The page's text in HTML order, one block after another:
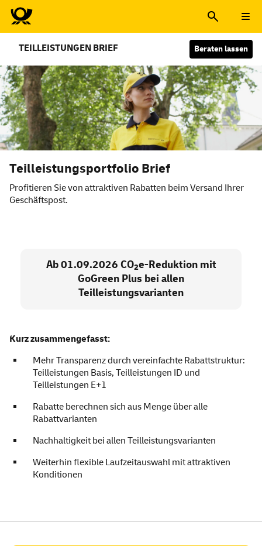
TEILLEISTUNGEN BRIEF Beraten lassen
Teilleistungsportfolio Brief
Profitieren Sie von attraktiven Rabatten beim Versand Ihrer
Geschäftspost.
Teilleistungsportfolio Brief
Ab 01.09.2026 CO2e-Reduktion mit
GoGreen Plus bei allen
Teilleistungsvarianten
Kurz zusammengefasst:
Mehr Transparenz durch vereinfachte Rabattstruktur:
Teilleistungen Basis, Teilleistungen ID und
Teilleistungen E+1
Rabatte berechnen sich aus Menge über alle
Rabattvarianten
Nachhaltigkeit bei allen Teilleistungsvarianten
Weiterhin flexible Laufzeitauswahl mit attraktiven
Konditionen